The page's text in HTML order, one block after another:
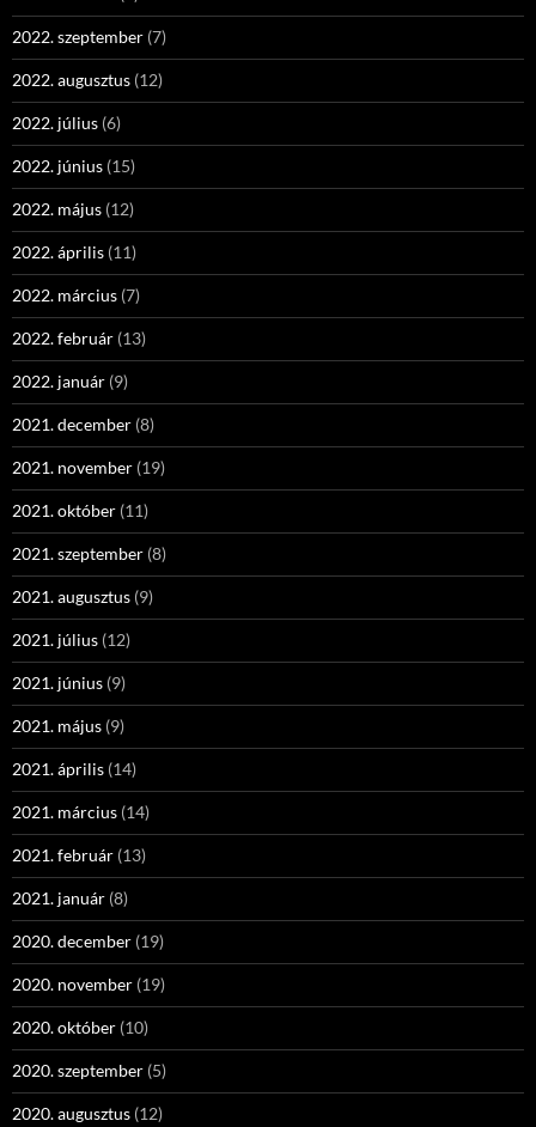
2022. szeptember (7)
2022. augusztus (12)
2022. július (6)
2022. június (15)
2022. május (12)
2022. április (11)
2022. március (7)
2022. február (13)
2022. január (9)
2021. december (8)
2021. november (19)
2021. október (11)
2021. szeptember (8)
2021. augusztus (9)
2021. július (12)
2021. június (9)
2021. május (9)
2021. április (14)
2021. március (14)
2021. február (13)
2021. január (8)
2020. december (19)
2020. november (19)
2020. október (10)
2020. szeptember (5)
2020. augusztus (12)